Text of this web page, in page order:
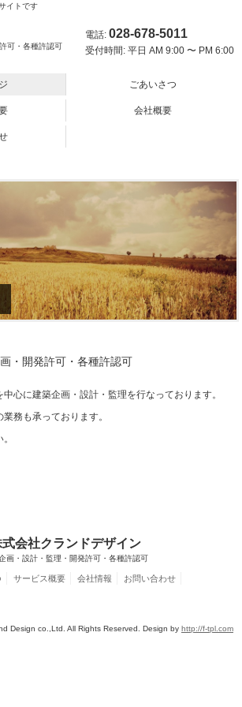
イトです
可・各種許認可
電話: 028-678-5011
受付時間: 平日 AM 9:00 〜 PM 6:00
ごあいさつ
会社概要
・開発許可・各種許認可
心に建築企画・設計・監理を行なっております。
務も承っております。
式会社クランドデザイン
画・設計・監理・開発許可・各種許認可
サービス概要 会社情報 お問い合わせ
Design co.,Ltd. All Rights Reserved. Design by http://f-tpl.com